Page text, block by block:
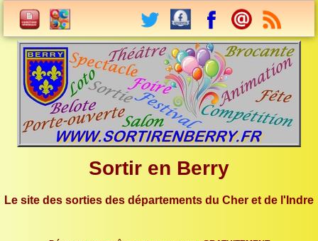
Sortir en Berry
Le site des sorties des départements du Cher et de l'Indre